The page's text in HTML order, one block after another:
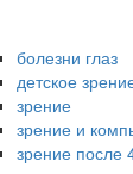
болезни глаз
детское
зрение
зрение и
зрение после